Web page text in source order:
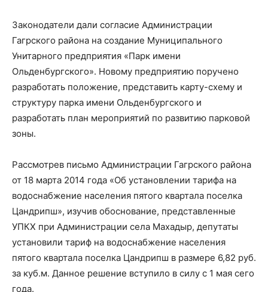
Законодатели дали согласие Администрации
Гагрского района на создание Муниципального
Унитарного предприятия «Парк имени
Ольденбургского». Новому предприятию поручено
разработать положение, представить карту-схему и
структуру парка имени Ольденбургского и
разработать план мероприятий по развитию парковой
зоны.
Рассмотрев письмо Администрации Гагрского района
от 18 марта 2014 года «Об установлении тарифа на
водоснабжение населения пятого квартала поселка
Цандрипш», изучив обоснование, представленные
УПКХ при Администрации села Махадыр, депутаты
установили тариф на водоснабжение населения
пятого квартала поселка Цандрипш в размере 6,82 руб.
за куб.м. Данное решение вступило в силу с 1 мая сего
года.